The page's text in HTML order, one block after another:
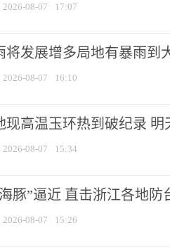
2026-08-07 17:07
将发展增多局地有暴雨到
2026-08-07 16:10
现高温玉环热到破纪录 明
2026-08-07 15:34
豚”逼近 直击浙江各地防
2026-08-07 15:26